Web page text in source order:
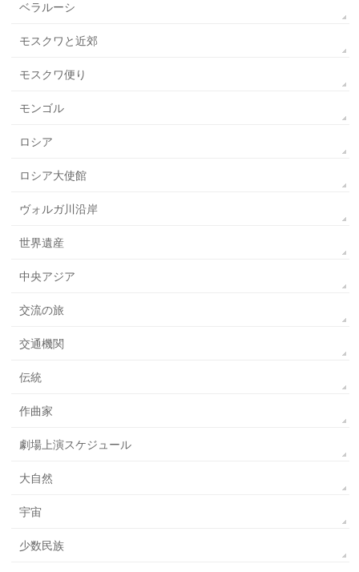
ベラルーシ
モスクワと近郊
モスクワ便り
モンゴル
ロシア
ロシア大使館
ヴォルガ川沿岸
世界遺産
中央アジア
交流の旅
交通機関
伝統
作曲家
劇場上演スケジュール
大自然
宇宙
少数民族